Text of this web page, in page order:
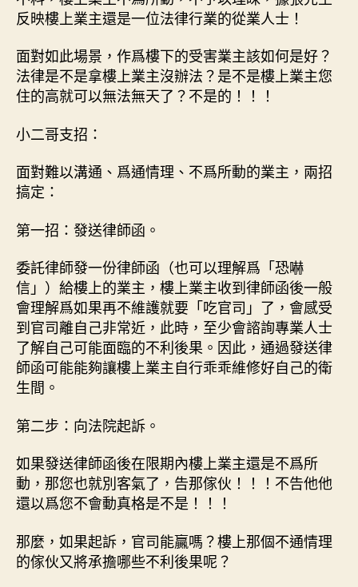
反映樓上業主還是一位法律行業的從業人士！
面對如此場景，作爲樓下的受害業主該如何是好？
法律是不是拿樓上業主沒辦法？是不是樓上業主您
住的高就可以無法無天了？不是的！！！
小二哥支招：
面對難以溝通、爲通情理、不爲所動的業主，兩招
搞定：
第一招：發送律師函。
委託律師發一份律師函（也可以理解爲「恐嚇
信」）給樓上的業主，樓上業主收到律師函後一般
會理解爲如果再不維護就要「吃官司」了，會感受
到官司離自己非常近，此時，至少會諮詢專業人士
了解自己可能面臨的不利後果。因此，通過發送律
師函可能能夠讓樓上業主自行乖乖維修好自己的衛
生間。
第二步：向法院起訴。
如果發送律師函後在限期內樓上業主還是不爲所
動，那您也就別客氣了，告那傢伙！！！不告他他
還以爲您不會動真格是不是！！！
那麼，如果起訴，官司能贏嗎？樓上那個不通情理
的傢伙又將承擔哪些不利後果呢？